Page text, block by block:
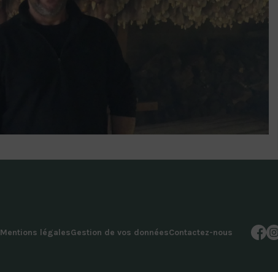
Mentions légalesGestion de vos donnéesContactez-nous